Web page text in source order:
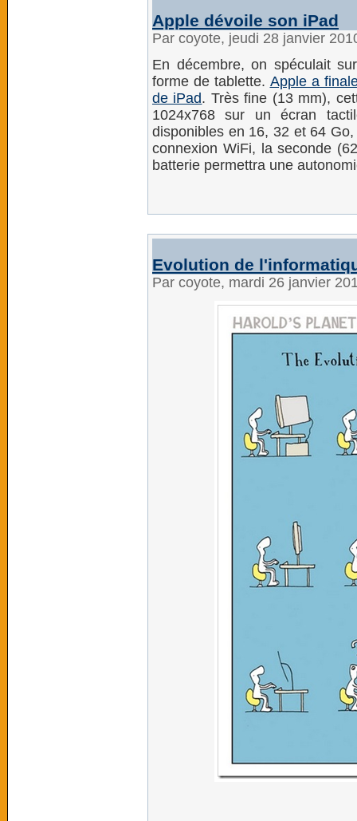
Apple dévoile son iPad
Par coyote, jeudi 28 janvier
En décembre, on spéculait
forme de tablette. Apple a
de iPad. Très fine (13 mm),
1024x768 sur un écran
disponibles en 16, 32 et 64
connexion WiFi, la seconde
batterie permettra une
Evolution de
Par coyote, mardi 26 janvier